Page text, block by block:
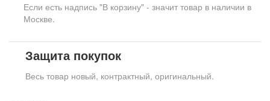
Если есть надпись "В корзину" - значит товар в наличии в
Москве.
Защита покупок
Весь товар новый, контрактный, оригинальный.